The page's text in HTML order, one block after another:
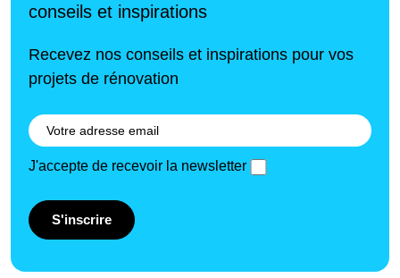
conseils et inspirations
Recevez nos conseils et inspirations pour vos
projets de rénovation
J'accepte de recevoir la newsletter
S'inscrire